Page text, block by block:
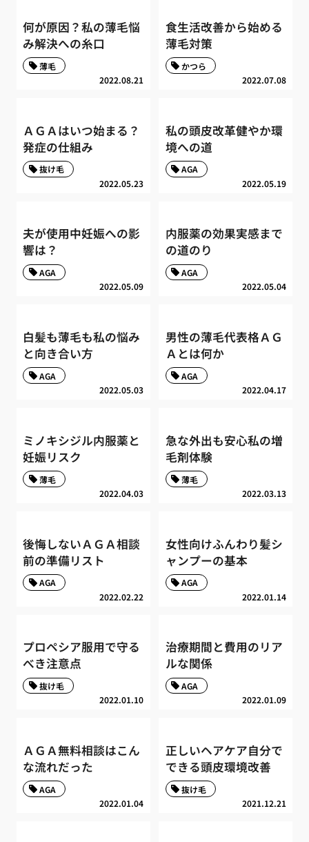
何が原因？私の薄毛悩
み解決への糸口
2022.08.21
薄毛
食生活改善から始める
薄毛対策
2022.07.08
かつら
ＡＧＡはいつ始まる？
発症の仕組み
2022.05.23
抜け毛
私の頭皮改革健やか環
境への道
2022.05.19
AGA
夫が使用中妊娠への影
響は？
2022.05.09
AGA
内服薬の効果実感まで
の道のり
2022.05.04
AGA
白髪も薄毛も私の悩み
と向き合い方
2022.05.03
AGA
男性の薄毛代表格ＡＧ
Ａとは何か
2022.04.17
AGA
ミノキシジル内服薬と
妊娠リスク
2022.04.03
薄毛
急な外出も安心私の増
毛剤体験
2022.03.13
薄毛
後悔しないＡＧＡ相談
前の準備リスト
2022.02.22
AGA
女性向けふんわり髪シ
ャンプーの基本
2022.01.14
AGA
プロペシア服用で守る
べき注意点
2022.01.10
抜け毛
治療期間と費用のリア
ルな関係
2022.01.09
AGA
ＡＧＡ無料相談はこん
な流れだった
2022.01.04
AGA
正しいヘアケア自分で
できる頭皮環境改善
2021.12.21
抜け毛